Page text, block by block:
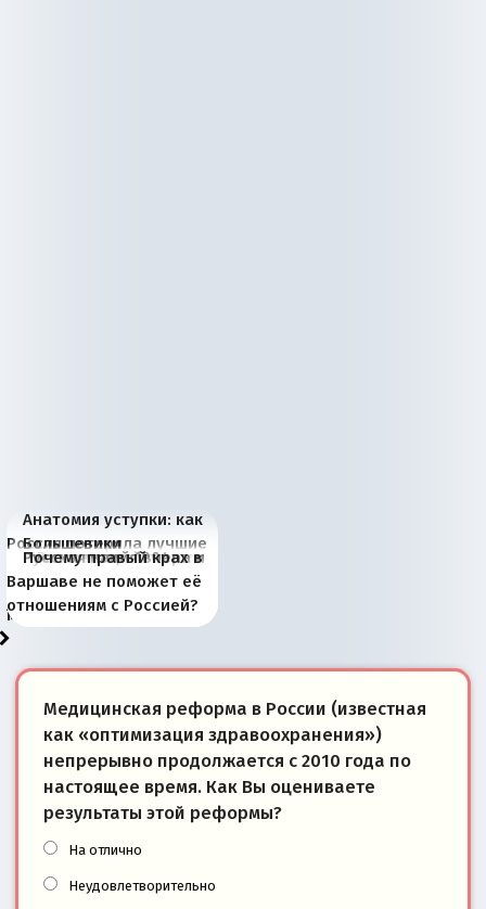
Анатомия уступки: как
Россия потеряла лучшие
рыбопромысловые
районы Баренцева
моря
Большевики
отличаются от «Яблока»
тем, что они -
победители
Киевская марионетка
Запада рассказала о
«переобувании» хозяев
В России назрели
перемены: 15 шагов к
суверенной экономике
Миграционный пожар
Европы
Россия начинает
сбрасывать балласт
Анкориджа
Россия зимой 1904
года: первые уступки во
внутренней политике
Русская нация вчера и
сегодня
Почему правый крах в
Варшаве не поможет её
отношениям с Россией?
Медицинская реформа в России (известная
как «оптимизация здравоохранения»)
непрерывно продолжается с 2010 года по
настоящее время. Как Вы оцениваете
результаты этой реформы?
На отлично
Неудовлетворительно